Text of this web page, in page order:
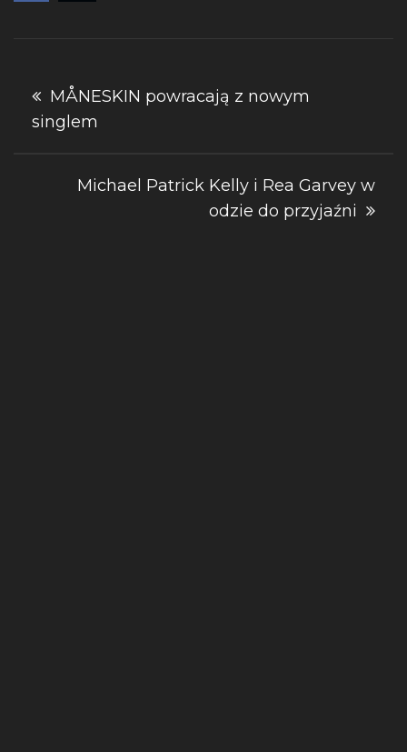
Nawigacja
wpisu
MÅNESKIN powracają z nowym
singlem
Michael Patrick Kelly i Rea Garvey w
odzie do przyjaźni